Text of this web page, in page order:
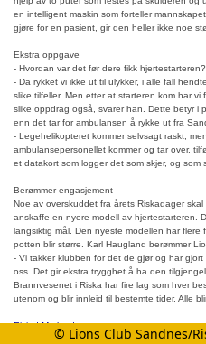
en intelligent maskin som forteller
gjøre for en pasient, gir den heller ikke noe
Ekstra oppgave
- Hvordan var det før dere fikk hjertestarteren?
- Da rykket vi ikke ut til ulykker, i alle fall
slike tilfeller. Men etter at starteren kom har
slike oppdrag også, svarer han. Dette betyr i
enn det tar for ambulansen å rykke ut fra
- Legehelikopteret kommer selvsagt raskt,
ambulansepersonellet kommer og tar over,
et datakort som logger det som skjer, og som
Berømmer engasjement
Noe av overskuddet fra årets Riskadager
anskaffe en nyere modell av hjertestarteren.
langsiktig mål. Den nyeste modellen har
potten blir større. Karl Haugland berømmer
- Vi takker klubben for det de gjør og har
oss. Det gir ekstra trygghet å ha den
Brannvesenet i Riska har fire lag som hver
utenom og blir innleid til bestemte tider. Alle
Eivind Motland© Lions Club Sandnes/